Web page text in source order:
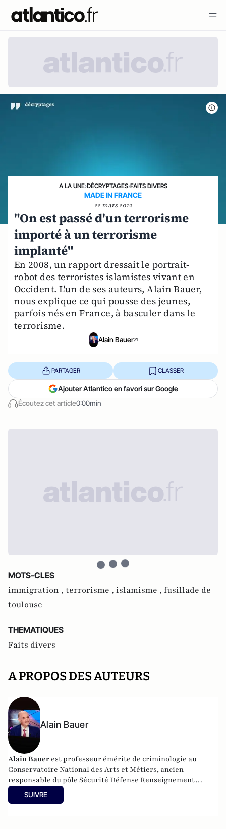
A LA UNE›DÉCRYPTAGES›FAITS DIVERS
MADE IN FRANCE
22 mars 2012
"On est passé d'un terrorisme
importé à un terrorisme
implanté"
En 2008, un rapport dressait le portrait-
robot des terroristes islamistes vivant en
Occident. L'un de ses auteurs, Alain Bauer,
nous explique ce qui pousse des jeunes,
parfois nés en France, à basculer dans le
terrorisme.
Alain Bauer
Écoutez cet article0:00min
PARTAGER CLASSER
Ajouter Atlantico en favori sur Google
MOTS-CLES
immigration , terrorisme , islamisme , fusillade de
toulouse
THEMATIQUES
Faits divers
A PROPOS DES AUTEURS
Alain Bauer
Alain Bauer est professeur émérite de criminologie au
Conservatoire National des Arts et Métiers, ancien
responsable du pôle Sécurité Défense Renseignement
Criminologie Cybermenaces et Crises (PSDR3C).
SUIVRE